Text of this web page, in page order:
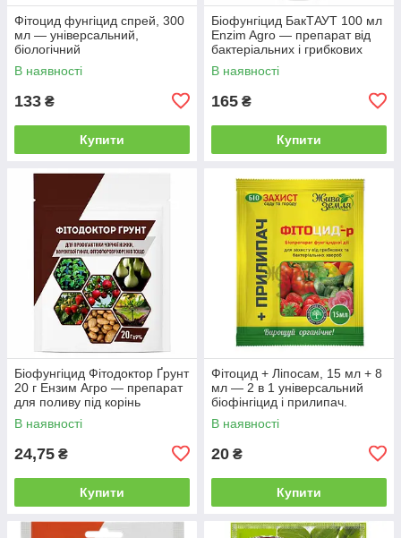
Фітоцид фунгіцид спрей, 300
мл — універсальний,
біологічний
В наявності
133 ₴
Купити
Біофунгіцид БакТАУТ 100 мл
Enzim Agro — препарат від
бактеріальних і грибкових
хвороб
В наявності
165 ₴
Купити
Біофунгіцид Фітодоктор Ґрунт
20 г Ензим Агро — препарат
для поливу під корінь
В наявності
24,75 ₴
Купити
Фітоцид + Ліпосам, 15 мл + 8
мл — 2 в 1 універсальний
біофінгіцид і прилипач.
В наявності
20 ₴
Купити